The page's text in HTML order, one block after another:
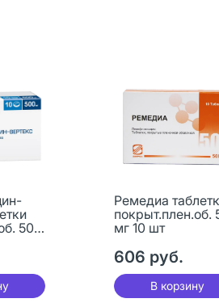
500
Ремедиа
покрыт.плен.об.
мг 10 шт
606 руб.
В корзину